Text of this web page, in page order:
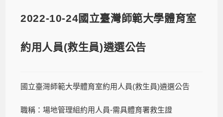
2022-10-24國立臺灣師範大學體育室
約用人員(救生員)遴選公告
國立臺灣師範大學體育室約用人員(救生員)遴選公告
職稱：場地管理組約用人員-需具體育署救生證